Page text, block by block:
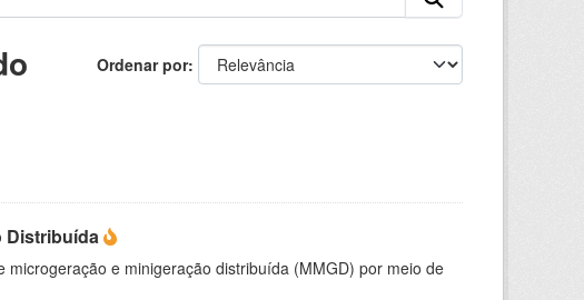
Ordenar por
Distribuída
e minigeração distribuída (MMGD) por meio de